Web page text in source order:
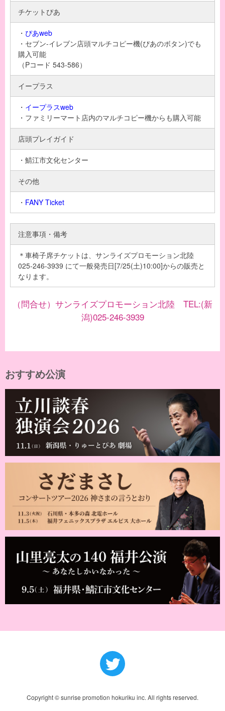
チケットぴあ
・ ぴあweb
・セブン-イレブン店頭マルチコピー機(ぴあのボタン)でも
購入可能
（Pコード 543-586）
イープラス
・ イープラスweb
・ファミリーマート店内のマルチコピー機からも購入可能
店頭プレイガイド
・鯖江市文化センター
その他
・ FANY Ticket
注意事項・備考
＊車椅子席チケットは、サンライズプロモーション北陸
025-246-3939 にて一般発売日[7/25(土)10:00]からの販売と
なります。
（問合せ）サンライズプロモーション北陸 TEL:(新
潟)025-246-3939
おすすめ公演
Copyright © sunrise promotion hokuriku inc. All rights reserved.